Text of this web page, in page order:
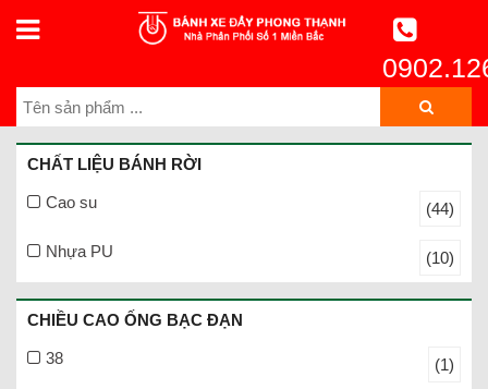
CHẤT LIỆU BÁNH RỜI
Cao su (44)
Nhựa PU (10)
CHIỀU CAO ỐNG BẠC ĐẠN
38 (1)